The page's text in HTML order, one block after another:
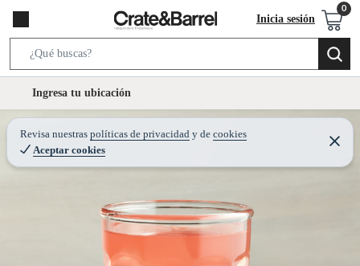
Inicia sesión
e
r
c
a
r
o
t
Ingresa tu ubicación
Revisa nuestras políticas de privacidad y de cookies
Aceptar cookies
C